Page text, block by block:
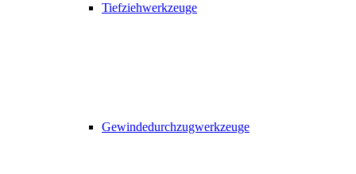
Tiefziehwerkzeuge
Gewindedurchzugwerkzeuge